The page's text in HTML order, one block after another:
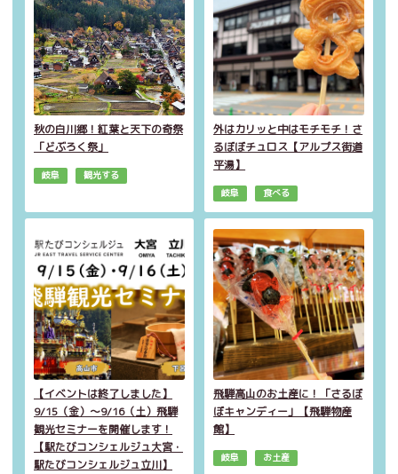
秋の白川郷！紅葉と天下の奇祭
「どぶろく祭」
岐阜 観光する
外はカリッと中はモチモチ！さ
るぼぼチュロス【アルプス街道
平湯】
岐阜 食べる
【イベントは終了しました】
9/15（金）～9/16（土）飛騨
観光セミナーを開催します！
【駅たびコンシェルジュ大宮・
駅たびコンシェルジュ立川】
飛騨高山のお土産に！「さるぼ
ぼキャンディー」【飛騨物産
館】
岐阜 お土産